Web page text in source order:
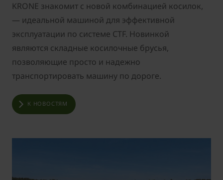
KRONE знакомит с новой комбинацией косилок,
— идеальной машиной для эффективной
эксплуатации по системе CTF. Новинкой
являются складные косилочные брусья,
позволяющие просто и надежно
транспортировать машину по дороге.
К НОВОСТЯМ